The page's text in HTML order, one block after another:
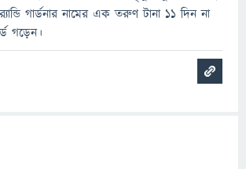
গার্ডনার নামের এক তরুণ টানা ১১ দিন না
গড়েন।